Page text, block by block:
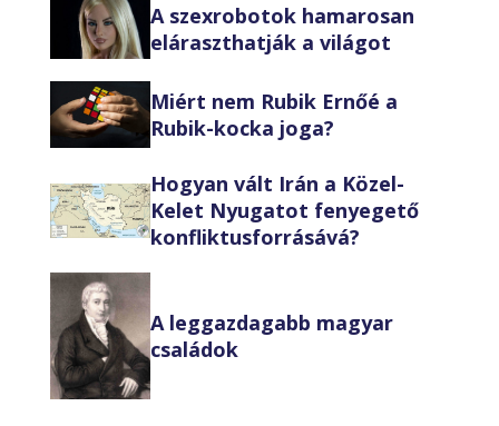
A szexrobotok hamarosan
eláraszthatják a világot
Miért nem Rubik Ernőé a
Rubik-kocka joga?
Hogyan vált Irán a Közel-
Kelet Nyugatot fenyegető
konfliktusforrásává?
A leggazdagabb magyar
családok